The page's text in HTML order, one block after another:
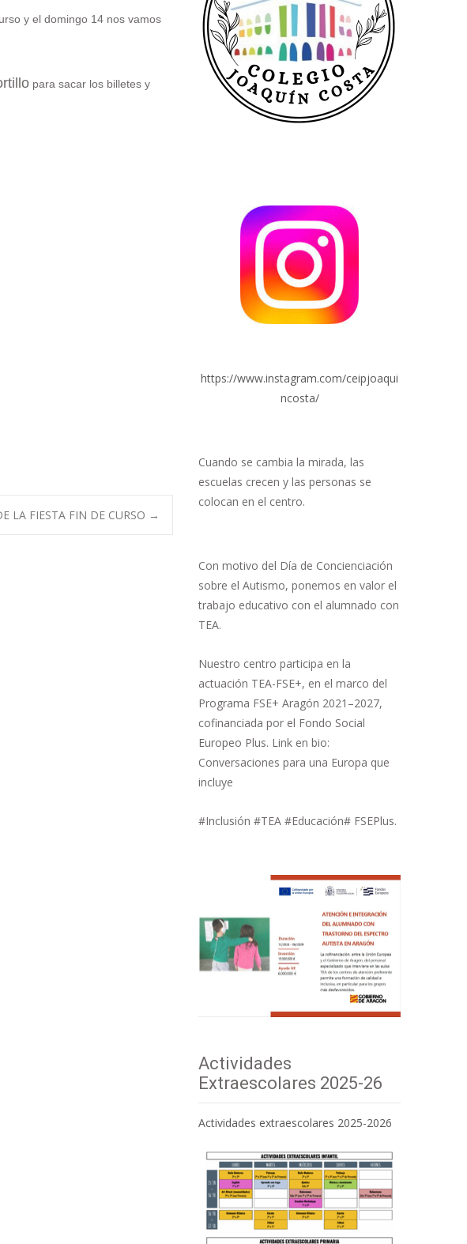
y el domingo 14 nos vamos
para sacar los billetes y
LA FIESTA FIN DE CURSO →
https://www.instagram.com/ceipjoaqui
ncosta/
Cuando se cambia la mirada, las
escuelas crecen y las personas se
colocan en el centro.
Con motivo del Día de Concienciación
sobre el Autismo, ponemos en valor el
trabajo educativo con el alumnado con
TEA.
Nuestro centro participa en la
actuación TEA-FSE+, en el marco del
Programa FSE+ Aragón 2021–2027,
cofinanciada por el Fondo Social
Europeo Plus. Link en bio:
Conversaciones para una Europa que
incluye
#Inclusión #TEA #Educación# FSEPlus.
Actividades
Extraescolares 2025-26
Actividades extraescolares 2025-2026